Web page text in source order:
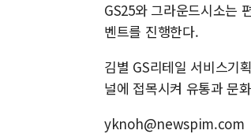
GS25와 그라운드시소는
벤트를 진행한다.
김별 GS리테일 서비스기
널에 접목시켜 유통과 문
yknoh@newspim.com